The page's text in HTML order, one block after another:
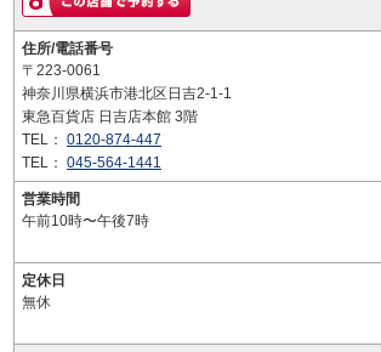
住所/電話番号
〒223-0061
神奈川県横浜市港北区日吉2-1-1
東急百貨店 日吉店本館 3階
TEL： 0120-874-447
TEL： 045-564-1441
営業時間
午前10時〜午後7時
定休日
無休